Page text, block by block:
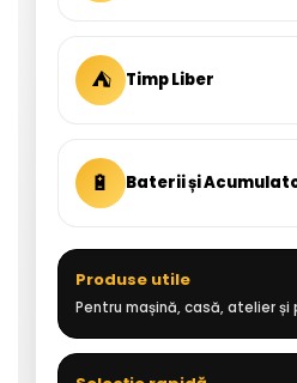
⛺ Timp Liber
🔋 Baterii și
Produse utile
Pentru mașină, casă, atelier